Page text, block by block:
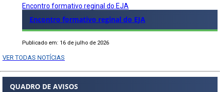
Encontro formativo reginal do EJA
Encontro formativo reginal do EJA
Publicado em: 16 de julho de 2026
VER TODAS NOTÍCIAS
QUADRO DE AVISOS